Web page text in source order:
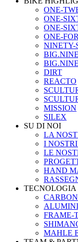
ONE-
ONE-
ONE-
ONE-
NINETY-
BIG.NINE
DIRT
REACTO
MISSION
SILEX
SU DI NOI
LA
I
LE
HAND
TECNOLOGIA
FRAME-
MAHLE